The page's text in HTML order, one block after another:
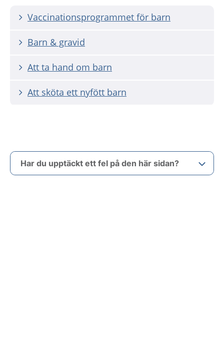
Vaccinationsprogrammet för barn
Barn & gravid
Att ta hand om barn
Att sköta ett nyfött barn
Har du upptäckt ett fel på den här sidan?